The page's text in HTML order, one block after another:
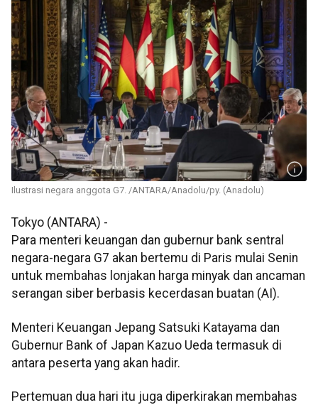
Ilustrasi negara anggota G7. /ANTARA/Anadolu/py. (Anadolu)
Tokyo (ANTARA) -
Para menteri keuangan dan gubernur bank sentral
negara-negara G7 akan bertemu di Paris mulai Senin
untuk membahas lonjakan harga minyak dan ancaman
serangan siber berbasis kecerdasan buatan (AI).
Menteri Keuangan Jepang Satsuki Katayama dan
Gubernur Bank of Japan Kazuo Ueda termasuk di
antara peserta yang akan hadir.
Pertemuan dua hari itu juga diperkirakan membahas